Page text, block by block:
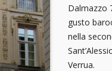
Dalmazzo
gusto
nella
Verrua.